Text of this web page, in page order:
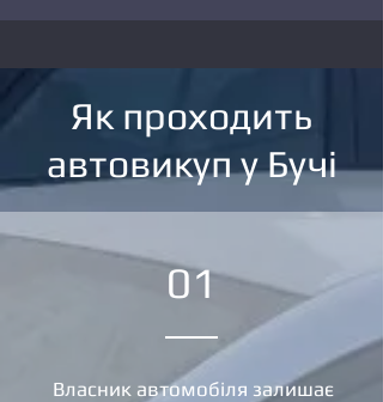
Як проходить
автовикуп у Бучі
01
Власник автомобіля залишає